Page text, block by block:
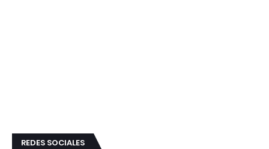
REDES SOCIALES